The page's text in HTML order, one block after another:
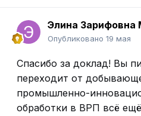
Элина Зарифовна
Опубликовано 19 мая
Спасибо за доклад! Вы
переходит от
промышленно-
обработки в ВРП всё